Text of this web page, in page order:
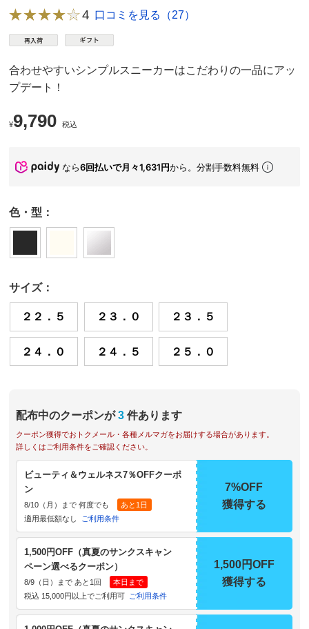
4 口コミを見る（27）
合わせやすいシンプルスニーカーはこだわりの一品にアッ
プデート！
¥9,790 税込
なら6回払いで月々1,631円から。分割手数料無料
色・型：
サイズ：
２２．５ ２３．０ ２３．５
２４．０ ２４．５ ２５．０
配布中のクーポンが 3 件あります
クーポン獲得でおトクメール・各種メルマガをお届けする場合があります。
詳しくはご利用条件をご確認ください。
ビューティ＆ウェルネス7％OFFクーポ
ン
8/10（月）まで 何度でも
あと1日
適用最低額なし
ご利用条件
7%OFF
獲得する
1,500円OFF（真夏のサンクスキャン
ペーン選べるクーポン）
8/9（日）まで あと1回
本日まで
税込 15,000円以上でご利用可
ご利用条件
1,500円OFF
獲得する